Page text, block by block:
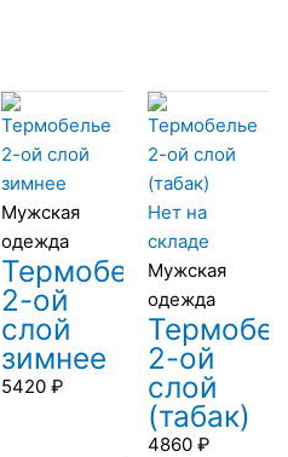
Мужская
одежда
Термобелье
2-ой
слой
зимнее
5420 ₽
Нет на
складе
Мужская
одежда
2-ой
слой
(табак)
4860 ₽